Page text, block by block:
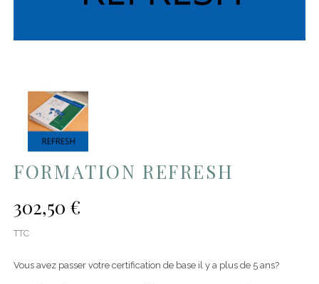
FORMATION REFRESH
302,50 €
TTC
Vous avez passer votre certification de base il y a plus de 5 ans?